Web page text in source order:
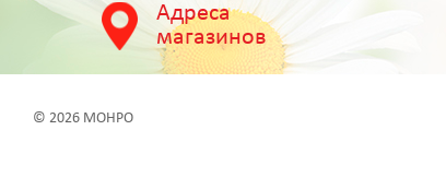
Адреса
магазинов
© 2026 МОНРО